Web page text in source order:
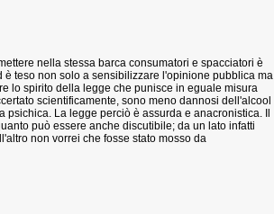
nella stessa barca consumatori e spacciatori è
teso non solo a sensibilizzare l'opinione pubblica ma
lo spirito della legge che punisce in eguale misura
scientificamente, sono meno dannosi dell'alcool
La legge perciò è assurda e anacronistica. Il
può essere anche discutibile; da un lato infatti
non vorrei che fosse stato mosso da